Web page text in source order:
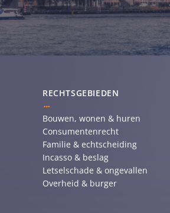
RECHTSGEBIEDEN
Bouwen, wonen & huren
Consumentenrecht
Familie & echtscheiding
Incasso & beslag
Letselschade & ongevallen
Overheid & burger